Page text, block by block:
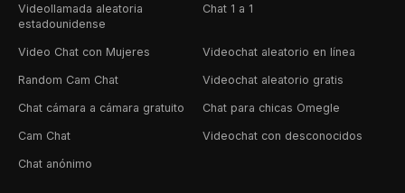
Videollamada aleatoria
estadounidense
Chat 1 a 1
Video Chat con Mujeres Videochat aleatorio en línea
Random Cam Chat Videochat aleatorio gratis
Chat cámara a cámara gratuito Chat para chicas Omegle
Cam Chat Videochat con desconocidos
Chat anónimo